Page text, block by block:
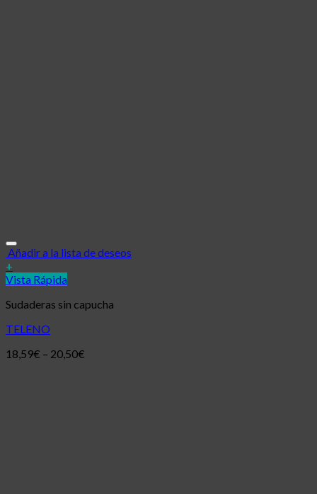
Añadir a la lista de deseos
+
Vista Rápida
Sudaderas sin capucha
TELENO
18,59€ – 20,50€